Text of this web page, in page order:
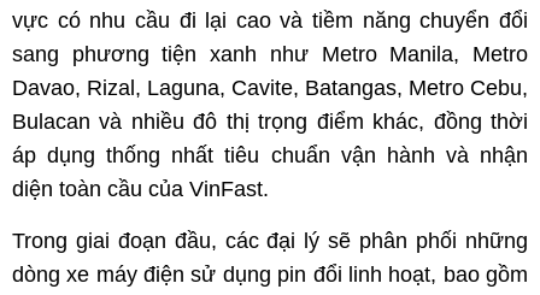
vực có nhu cầu đi lại cao và tiềm năng chuyển đổi
sang phương tiện xanh như Metro Manila, Metro
Davao, Rizal, Laguna, Cavite, Batangas, Metro Cebu,
Bulacan và nhiều đô thị trọng điểm khác, đồng thời
áp dụng thống nhất tiêu chuẩn vận hành và nhận
diện toàn cầu của VinFast.
Trong giai đoạn đầu, các đại lý sẽ phân phối những
dòng xe máy điện sử dụng pin đổi linh hoạt, bao gồm